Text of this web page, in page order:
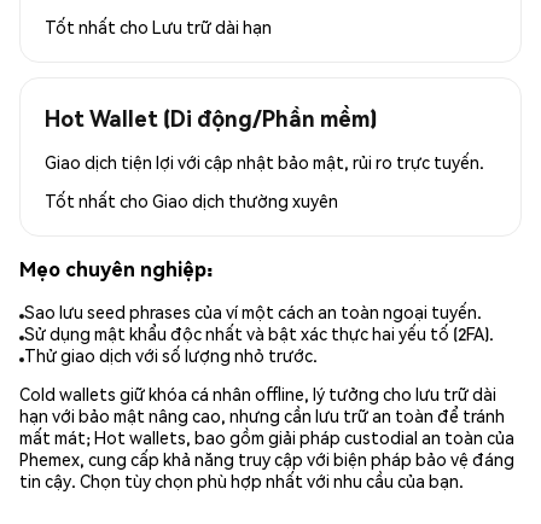
Tốt nhất cho Lưu trữ dài hạn
Hot Wallet (Di động/Phần mềm)
Giao dịch tiện lợi với cập nhật bảo mật, rủi ro trực tuyến.
Tốt nhất cho Giao dịch thường xuyên
Mẹo chuyên nghiệp:
Sao lưu seed phrases của ví một cách an toàn ngoại tuyến.
Sử dụng mật khẩu độc nhất và bật xác thực hai yếu tố (2FA).
Thử giao dịch với số lượng nhỏ trước.
Cold wallets giữ khóa cá nhân offline, lý tưởng cho lưu trữ dài
hạn với bảo mật nâng cao, nhưng cần lưu trữ an toàn để tránh
mất mát; Hot wallets, bao gồm giải pháp custodial an toàn của
Phemex, cung cấp khả năng truy cập với biện pháp bảo vệ đáng
tin cậy. Chọn tùy chọn phù hợp nhất với nhu cầu của bạn.